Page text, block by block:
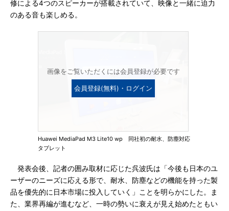
修による4つのスピーカーが搭載されていて、映像と一緒に迫力
のある音も楽しめる。
画像をご覧いただくには会員登録が必要です
会員登録(無料)・ログイン
Huawei MediaPad M3 Lite10 wp 同社初の耐水、防塵対応
タブレット
発表会後、記者の囲み取材に応じた呉波氏は「今後も日本のユ
ーザーのニーズに応える形で、耐水、防塵などの機能を持った製
品を優先的に日本市場に投入していく」ことを明らかにした。ま
た、業界再編が進むなど、一時の勢いに衰えが見え始めたともい